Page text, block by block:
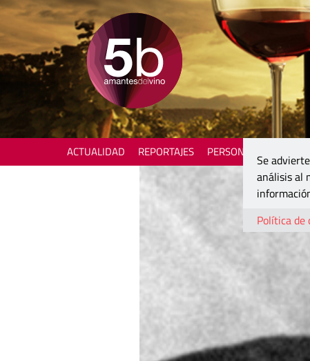
ACTUALIDAD REPORTAJES PERSONAJES
Se
análisis al
Política de